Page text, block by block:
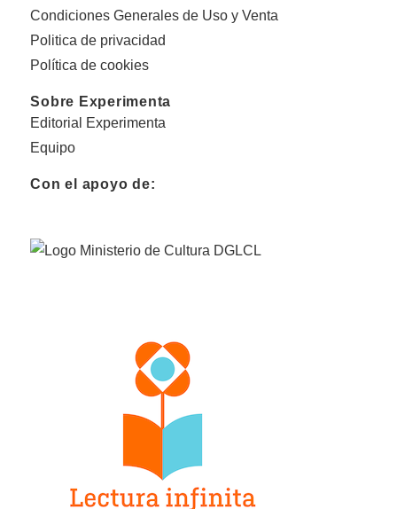
Condiciones Generales de Uso y Venta
Politica de privacidad
Política de cookies
Sobre Experimenta
Editorial Experimenta
Equipo
Con el apoyo de: